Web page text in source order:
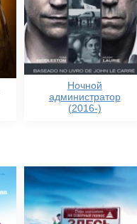
Ночной
администратор
(2016-)